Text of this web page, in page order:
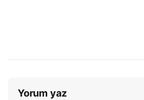
Yorum yaz